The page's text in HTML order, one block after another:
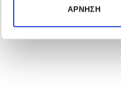
ΆΡΝΗΣΗ